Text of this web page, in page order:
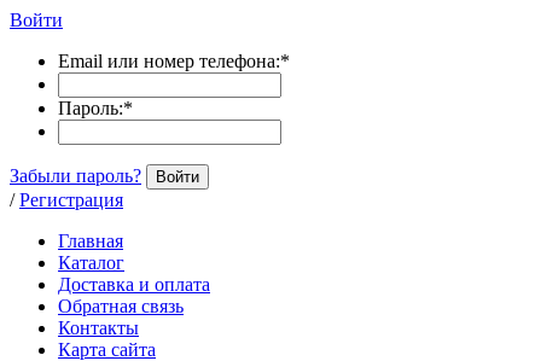
Войти
Email или номер телефона:*
Пароль:*
Забыли пароль? Войти
/ Регистрация
Главная
Каталог
Доставка и оплата
Обратная связь
Контакты
Карта сайта